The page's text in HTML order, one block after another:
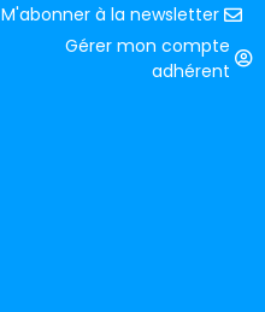
M'abonner à la newsletter
Gérer mon compte
adhérent